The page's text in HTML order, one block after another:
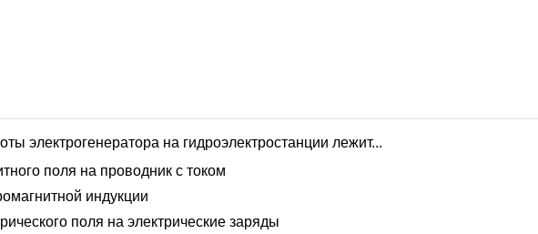
электрогенератора на гидроэлектростанции лежит...
поля на проводник с током
индукции
поля на электрические заряды